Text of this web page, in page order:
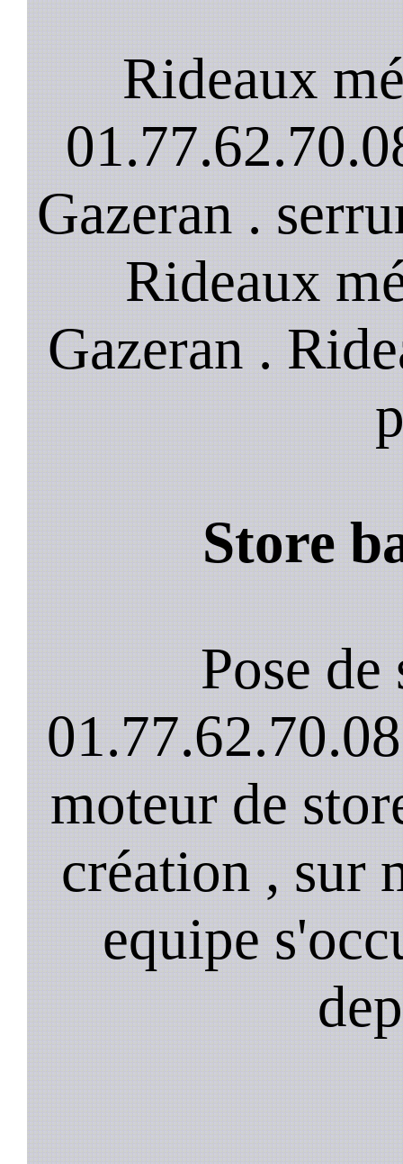
Rideaux
Gazeran .
Rideaux
Gazeran .
Store
Pose de
moteur de
création , sur
equipe